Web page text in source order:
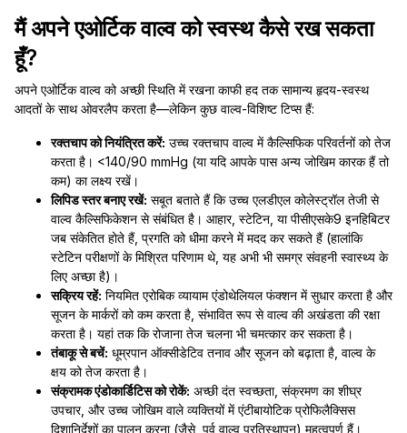
मैं अपने एओर्टिक वाल्व को स्वस्थ कैसे रख सकता
हूँ?
अपने एओर्टिक वाल्व को अच्छी स्थिति में रखना काफी हद तक सामान्य हृदय-स्वस्थ
आदतों के साथ ओवरलैप करता है—लेकिन कुछ वाल्व-विशिष्ट टिप्स हैं:
रक्तचाप को नियंत्रित करें: उच्च रक्तचाप वाल्व में कैल्सिफिक परिवर्तनों को तेज
करता है। <140/90 mmHg (या यदि आपके पास अन्य जोखिम कारक हैं तो
कम) का लक्ष्य रखें।
लिपिड स्तर बनाए रखें: सबूत बताते हैं कि उच्च एलडीएल कोलेस्ट्रॉल तेजी से
वाल्व कैल्सिफिकेशन से संबंधित है। आहार, स्टेटिन, या पीसीएसके9 इनहिबिटर
जब संकेतित होते हैं, प्रगति को धीमा करने में मदद कर सकते हैं (हालांकि
स्टेटिन परीक्षणों के मिश्रित परिणाम थे, यह अभी भी समग्र संवहनी स्वास्थ्य के
लिए अच्छा है)।
सक्रिय रहें: नियमित एरोबिक व्यायाम एंडोथेलियल फंक्शन में सुधार करता है और
सूजन के मार्करों को कम करता है, संभावित रूप से वाल्व की अखंडता की रक्षा
करता है। यहां तक कि रोजाना तेज चलना भी चमत्कार कर सकता है।
तंबाकू से बचें: धूम्रपान ऑक्सीडेटिव तनाव और सूजन को बढ़ाता है, वाल्व के
क्षय को तेज करता है।
संक्रामक एंडोकार्डिटिस को रोकें: अच्छी दंत स्वच्छता, संक्रमण का शीघ्र
उपचार, और उच्च जोखिम वाले व्यक्तियों में एंटीबायोटिक प्रोफिलैक्सिस
दिशानिर्देशों का पालन करना (जैसे, पूर्व वाल्व प्रतिस्थापन) महत्वपूर्ण हैं।